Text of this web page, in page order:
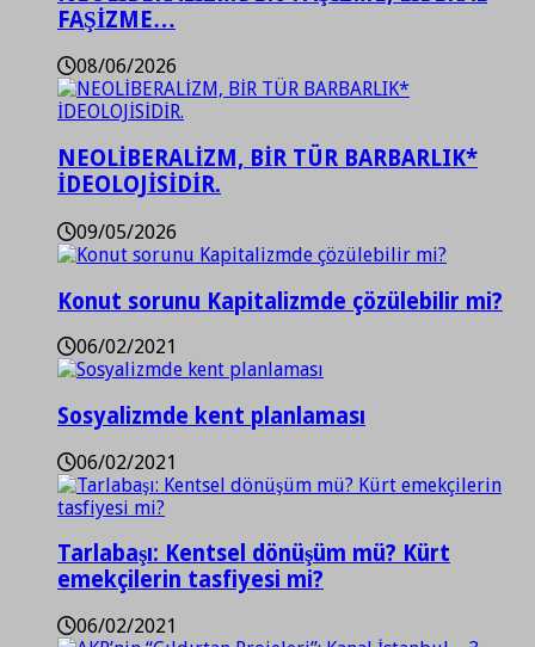
FAŞİZME…
08/06/2026
NEOLİBERALİZM, BİR TÜR BARBARLIK*
İDEOLOJİSİDİR.
09/05/2026
Konut sorunu Kapitalizmde çözülebilir mi?
06/02/2021
Sosyalizmde kent planlaması
06/02/2021
Tarlabaşı: Kentsel dönüşüm mü? Kürt
emekçilerin tasfiyesi mi?
06/02/2021